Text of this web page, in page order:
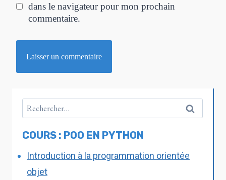
dans le navigateur pour mon prochain
commentaire.
COURS : POO EN PYTHON
Introduction à la programmation orientée
objet